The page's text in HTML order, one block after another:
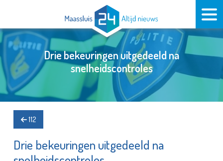
Drie bekeuringen uitgedeeld na
snelheidscontroles
112
Drie bekeuringen uitgedeeld na